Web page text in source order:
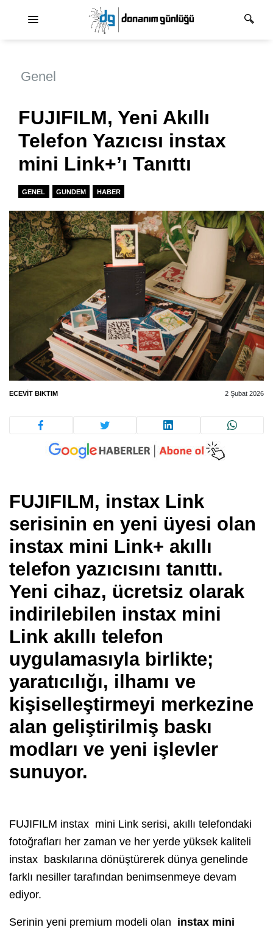
Genel
FUJIFILM, Yeni Akıllı
Telefon Yazıcısı instax
mini Link+’ı Tanıttı
GENEL GUNDEM HABER
ECEVIT BIKTIM 2 Şubat 2026
FUJIFILM, instax Link
serisinin en yeni üyesi olan
instax mini Link+ akıllı
telefon yazıcısını tanıttı.
Yeni cihaz, ücretsiz olarak
indirilebilen instax mini
Link akıllı telefon
uygulamasıyla birlikte;
yaratıcılığı, ilhamı ve
kişiselleştirmeyi merkezine
alan geliştirilmiş baskı
modları ve yeni işlevler
sunuyor.
FUJIFILM instax mini Link serisi, akıllı telefondaki
fotoğrafları her zaman ve her yerde yüksek kaliteli
instax baskılarına dönüştürerek dünya genelinde
farklı nesiller tarafından benimsenmeye devam
ediyor.
Serinin yeni premium modeli olan instax mini